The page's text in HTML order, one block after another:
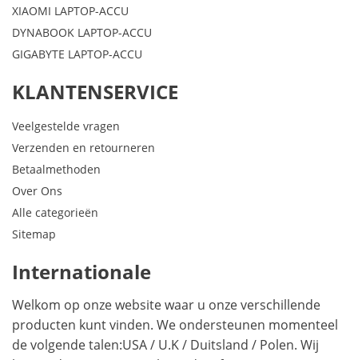
XIAOMI LAPTOP-ACCU
DYNABOOK LAPTOP-ACCU
GIGABYTE LAPTOP-ACCU
KLANTENSERVICE
Veelgestelde vragen
Verzenden en retourneren
Betaalmethoden
Over Ons
Alle categorieën
Sitemap
Internationale
Welkom op onze website waar u onze verschillende
producten kunt vinden. We ondersteunen momenteel
de volgende talen:USA/ U.K/ Duitsland / Polen. Wij